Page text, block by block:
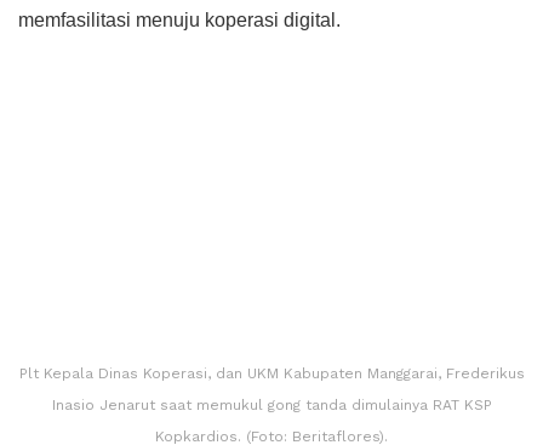
memfasilitasi menuju koperasi digital.
Baca Juga: Jalin Kerja Sama, Bank NTT Beri Hadiah
Mobil Xpander ke Kopkardios Ruteng